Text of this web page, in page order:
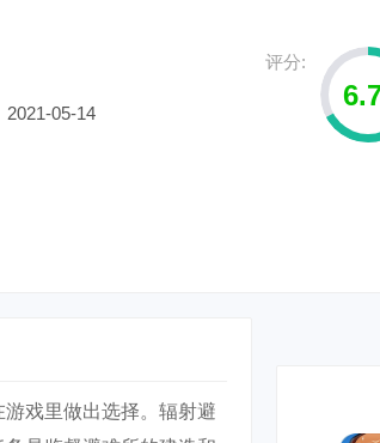
2021-05-14
评分:
戏里做出选择。辐射避